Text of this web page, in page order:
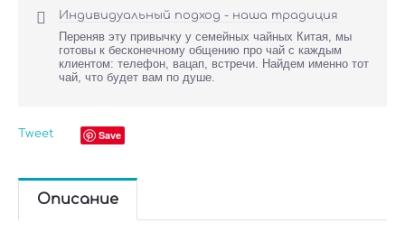
 Индивидуальный подход - наша традиция
Переняв эту привычку у семейных чайных Китая, мы
готовы к бесконечному общению про чай с каждым
клиентом: телефон, вацап, встречи. Найдем именно тот
чай, что будет вам по душе.
Tweet Save
Описание